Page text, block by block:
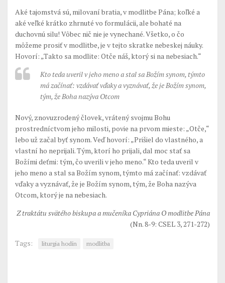
Aké tajomstvá sú, milovaní bratia, v modlitbe Pána; koľké a
aké veľké krátko zhrnuté vo formulácii, ale bohaté na
duchovnú silu! Vôbec nič nie je vynechané. Všetko, o čo
môžeme prosiť v modlitbe, je v tejto skratke nebeskej náuky.
Hovorí: „Takto sa modlite: Otče náš, ktorý si na nebesiach.“
Kto teda uveril v jeho meno a stal sa Božím synom, týmto
má začínať: vzdávať vďaky a vyznávať, že je Božím synom,
tým, že Boha nazýva Otcom
Nový, znovuzrodený človek, vrátený svojmu Bohu
prostredníctvom jeho milosti, povie na prvom mieste: „Otče,“
lebo už začal byť synom. Veď hovorí: „Prišiel do vlastného, a
vlastní ho neprijali. Tým, ktorí ho prijali, dal moc stať sa
Božími deťmi: tým, čo uverili v jeho meno.“ Kto teda uveril v
jeho meno a stal sa Božím synom, týmto má začínať: vzdávať
vďaky a vyznávať, že je Božím synom, tým, že Boha nazýva
Otcom, ktorý je na nebesiach.
Z traktátu svätého biskupa a mučeníka Cypriána O modlitbe Pána
(Nn. 8-9: CSEL 3, 271-272)
Tags:
liturgia hodín modlitba